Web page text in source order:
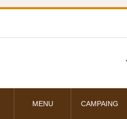
MENU CAMPAING